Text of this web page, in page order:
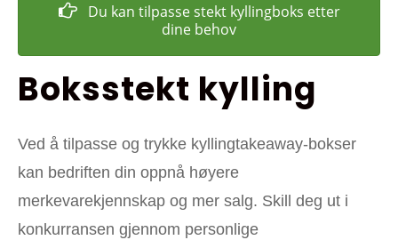
Du kan tilpasse stekt kyllingboks etter
dine behov
Boksstekt kylling
Ved å tilpasse og trykke kyllingtakeaway-bokser
kan bedriften din oppnå høyere
merkevarekjennskap og mer salg. Skill deg ut i
konkurransen gjennom personlige